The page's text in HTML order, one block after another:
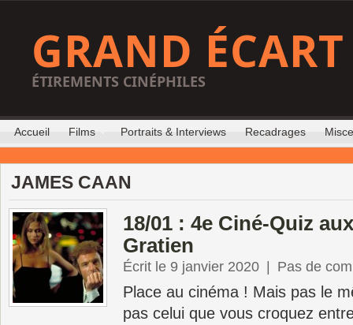
GRAND ÉCART
ÉTIREMENTS CINÉPHILES
Accueil Films Portraits & Interviews Recadrages
JAMES CAAN
18/01 : 4e Ciné-Quiz
Gratien
Écrit le 9 janvier 2020 Pas de
Place au cinéma ! Mais pas le
pas celui que vous croquez